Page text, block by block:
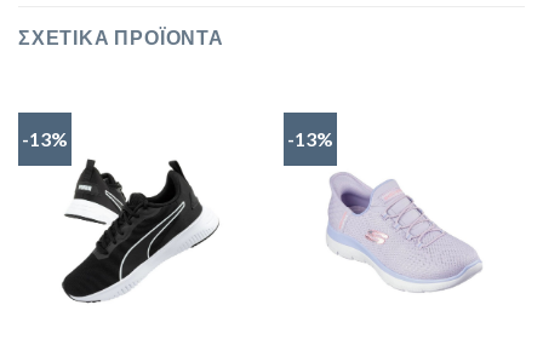
ΣΧΕΤΙΚΆ ΠΡΟΪΌΝΤΑ
-13% -13%